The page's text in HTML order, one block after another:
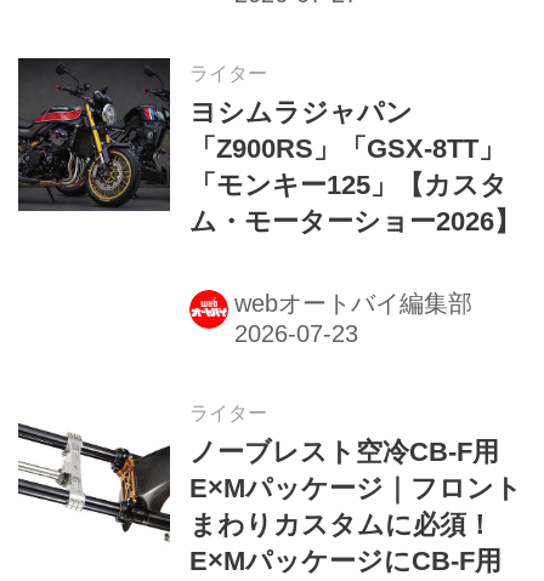
ライター
ヨシムラジャパン
「Z900RS」「GSX-8TT」
「モンキー125」【カスタ
ム・モーターショー2026】
webオートバイ編集部
ライター
ノーブレスト空冷CB-F用
E×Mパッケージ｜フロント
まわりカスタムに必須！
E×MパッケージにCB-F用